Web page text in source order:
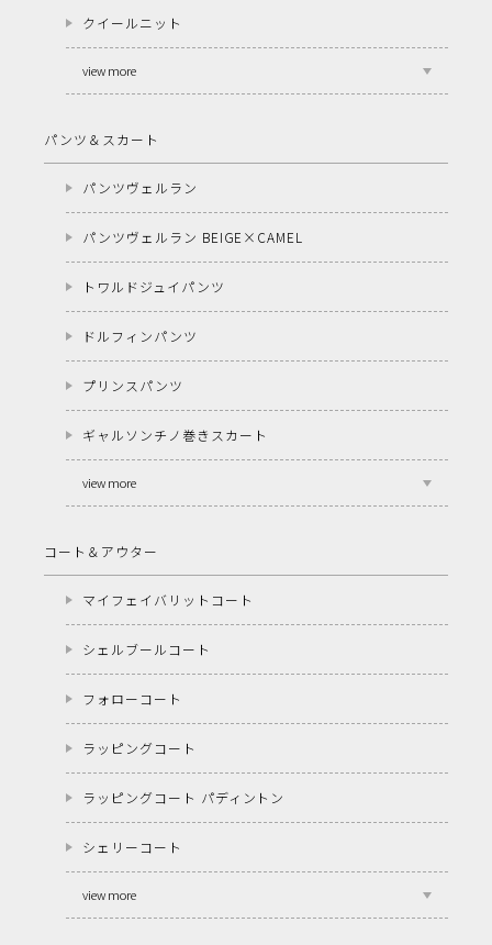
クイールニット
view more
パンツ＆スカート
パンツヴェルラン
パンツヴェルラン BEIGE×CAMEL
トワルドジュイパンツ
ドルフィンパンツ
プリンスパンツ
ギャルソンチノ巻きスカート
view more
コート＆アウター
マイフェイバリットコート
シェルブールコート
フォローコート
ラッピングコート
ラッピングコート パディントン
シェリーコート
view more